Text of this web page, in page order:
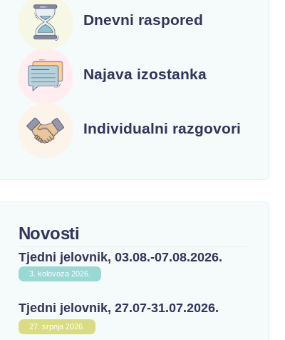
Dnevni raspored
Najava izostanka
Individualni razgovori
Novosti
Tjedni jelovnik, 03.08.-07.08.2026.
3. kolovoza 2026.
Tjedni jelovnik, 27.07-31.07.2026.
27. srpnja 2026.